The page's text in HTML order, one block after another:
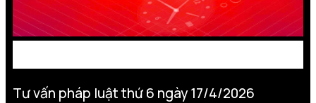
Tư vấn pháp luật thứ 6 ngày 17/4/2026